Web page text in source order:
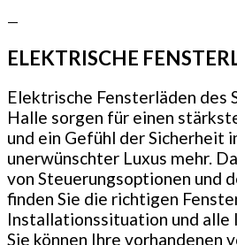
—
ELEKTRISCHE
Elektrische Fensterläden des
Halle sorgen für einen
und ein Gefühl der Sicherheit
unerwünschter Luxus mehr.
von Steuerungsoptionen und
finden Sie die richtigen
Installationssituation und alle
Sie können Ihre vorhandenen